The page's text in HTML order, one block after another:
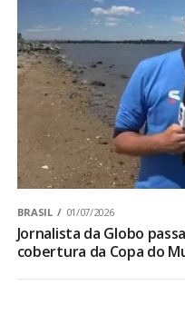
BRASIL 01/07/2026
Jornalista da Globo
cobertura da Copa do